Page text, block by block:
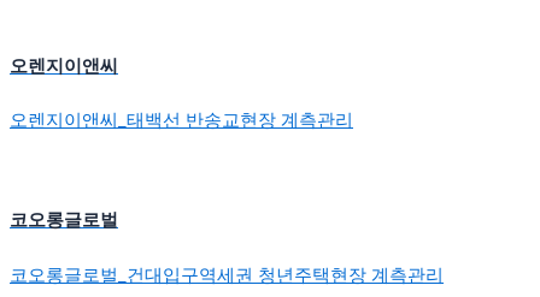
오렌지이앤씨
오렌지이앤씨_태백선 반송교현장 계측관리
코오롱글로벌
코오롱글로벌_건대입구역세권 청년주택현장 계측관리